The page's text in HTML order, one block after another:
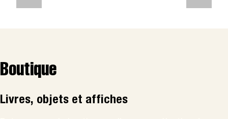
Boutique
Livres, objets et affiches